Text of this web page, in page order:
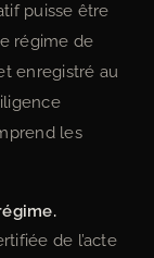
puisse être
régime de
enregistré au
les
de l’acte